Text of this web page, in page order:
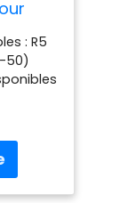
1 cm
: R5
50)
aux